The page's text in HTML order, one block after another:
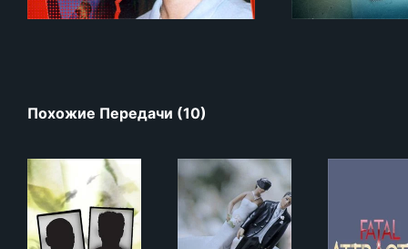
Похожие Передачи (10)